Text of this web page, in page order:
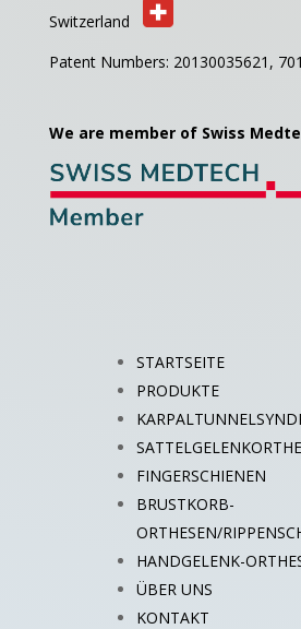
Switzerland
Patent Numbers: 20130035621,
We are member of Swiss
STARTSEITE
PRODUKTE
FINGERSCHIENEN
BRUSTKORB-
ORTHESEN/
HANDGELENK-
ÜBER UNS
KONTAKT